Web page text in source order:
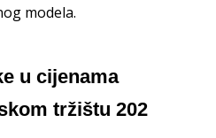
modela.
u cijenama
tržištu 202